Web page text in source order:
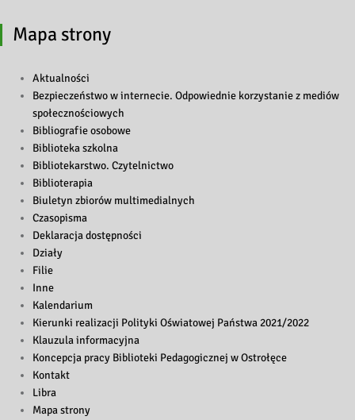
Mapa strony
Aktualności
Bezpieczeństwo w internecie. Odpowiednie korzystanie z mediów
społecznościowych
Bibliografie osobowe
Biblioteka szkolna
Bibliotekarstwo. Czytelnictwo
Biblioterapia
Biuletyn zbiorów multimedialnych
Czasopisma
Deklaracja dostępności
Działy
Filie
Inne
Kalendarium
Kierunki realizacji Polityki Oświatowej Państwa 2021/2022
Klauzula informacyjna
Koncepcja pracy Biblioteki Pedagogicznej w Ostrołęce
Kontakt
Libra
Mapa strony